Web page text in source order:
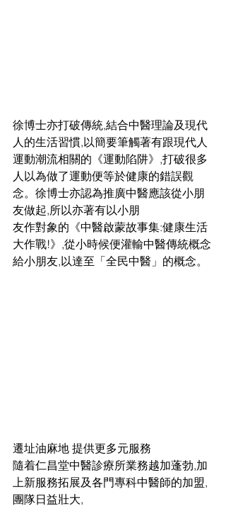
徐博士亦打破傳統,結合中醫理論及現代
人的生活習慣,以簡要筆觸著有跟現代人
運動潮流相關的《運動陷阱》,打破很多
人以為做了運動便等於健康的錯誤觀
念。徐博士亦認為推廣中醫應該從小朋
友做起,所以亦著有以小朋
友作對象的《中醫啟蒙故事集:健康生活
大作戰!》,從小時候便灌輸中醫傳統概念
給小朋友,以達至「全民中醫」的概念。
遷址油麻地 提供更多元服務
隨着仁昌堂中醫診療所業務越加蓬勃,加
上新服務拓展及各門專科中醫師的加盟,
團隊日益壯大,